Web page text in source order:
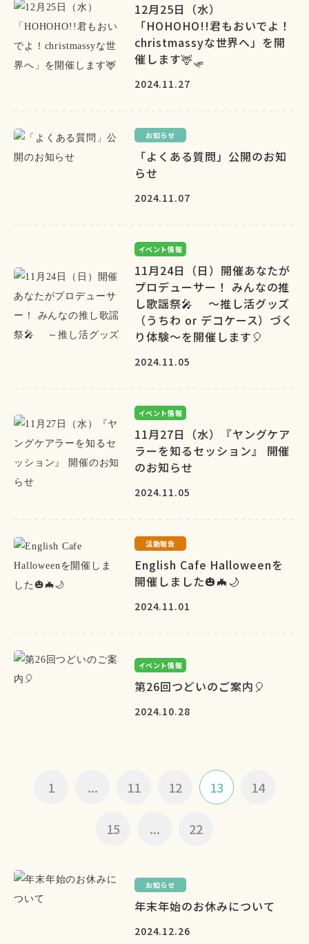
12月25日（水）
「HOHOHO!!君もおいでよ！
christmassyな世界へ」を開
催します🦌🛷
2024.11.27
お知らせ
「よくある質問」公開のお知
らせ
2024.11.07
イベント情報
11月24日（日）開催あなたが
プロデューサー！ みんなの推
し歌謡祭🎤 ～推し活グッズ
（うちわ or デコケース）づく
り体験～を開催します🎈
2024.11.05
イベント情報
11月27日（水）『ヤングケア
ラーを知るセッション』 開催
のお知らせ
2024.11.05
活動報告
English Cafe Halloweenを
開催しました🎃🦇🌙
2024.11.01
イベント情報
第26回つどいのご案内🎈
2024.10.28
1 ... 11 12 13 14
15 ... 22
お知らせ
年末年始のお休みについて
2024.12.26